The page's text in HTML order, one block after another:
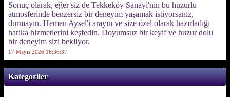
Kategoriler
Sonuç olarak, eğer siz de Tekkeköy Sanayi'nin bu huzurlu
atmosferinde benzersiz bir deneyim yaşamak istiyorsanız,
durmayın. Hemen Aysel'i arayın ve size özel olarak hazırladığı
harika hizmetlerini keşfedin. Doyumsuz bir keyif ve huzur dolu
bir deneyim sizi bekliyor.
17 Mayıs 2026 16:36:37